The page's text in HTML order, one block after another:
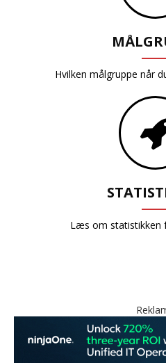
Hvilken målgruppe når
Læs om statistikken